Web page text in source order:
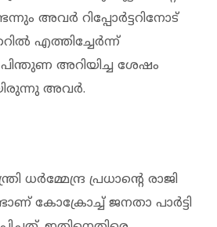
അവർ റിപ്പോർട്ടറിനോട്
എത്തിച്ചേർന്ന്
അറിയിച്ച ശേഷം
അവർ.
ധര്‍മ്മേന്ദ്ര പ്രധാന്റെ രാജി
കോക്രോച്ച് ജനതാ പാര്‍ട്ടി